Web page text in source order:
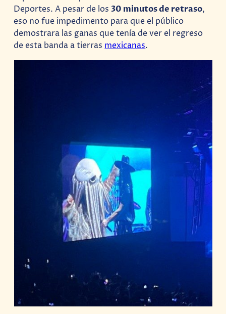
Deportes. A pesar de los 30 minutos de retraso,
eso no fue impedimento para que el público
demostrara las ganas que tenía de ver el regreso
de esta banda a tierras mexicanas.